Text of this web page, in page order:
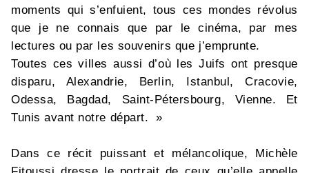
moments qui s’enfuient, tous ces mondes révolus
que je ne connais que par le cinéma, par mes
lectures ou par les souvenirs que j’emprunte.
Toutes ces villes aussi d’où les Juifs ont presque
disparu, Alexandrie, Berlin, Istanbul, Cracovie,
Odessa, Bagdad, Saint-Pétersbourg, Vienne. Et
Tunis avant notre départ. »
Dans ce récit puissant et mélancolique, Michèle